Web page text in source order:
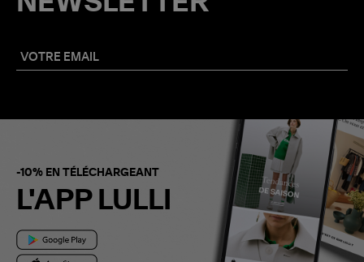
-10% EN TÉLÉCHARGEANT
L'APP LULLI